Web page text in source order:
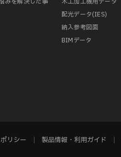
配光データ(IES)
納入参考図面
BIMデータ
リシー 製品情報・利用ガイド